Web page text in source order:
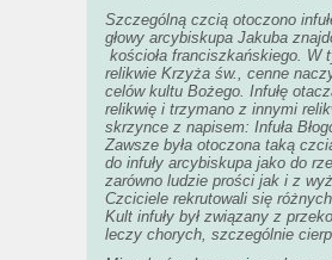
Szczególną czcią otoczono
głowy arcybiskupa Jakuba
kościoła franciszkańskiego. W
relikwie Krzyża św., cenne
celów kultu Bożego. Infułę
relikwię i trzymano z innymi
skrzynce z napisem: Infuła
Zawsze była otoczona taką
do infuły arcybiskupa jako do
zarówno ludzie prości jak i z
Czciciele rekrutowali się
Kult infuły był związany z
leczy chorych, szczególnie